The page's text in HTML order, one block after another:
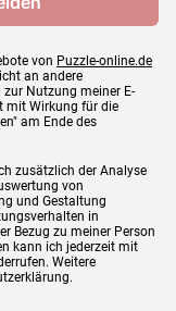
von Puzzle-online.de
an andere
Nutzung meiner E-
mit Wirkung für die
am Ende des
zusätzlich der Analyse
von
und Gestaltung
in
Bezug zu meiner Person
kann ich jederzeit mit
Weitere